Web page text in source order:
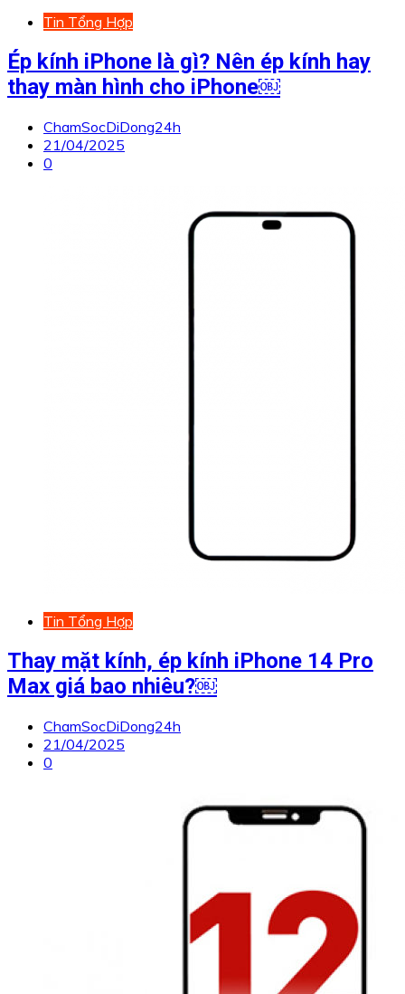
Tin Tổng Hợp
Ép kính iPhone là gì? Nên ép kính hay
thay màn hình cho iPhone￼
ChamSocDiDong24h
21/04/2025
0
Tin Tổng Hợp
Thay mặt kính, ép kính iPhone 14 Pro
Max giá bao nhiêu?￼
ChamSocDiDong24h
21/04/2025
0